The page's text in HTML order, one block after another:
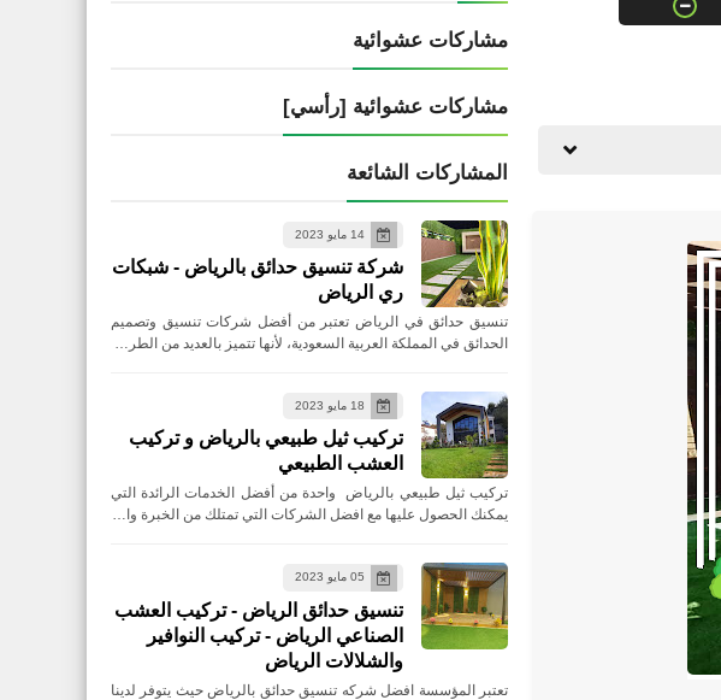
مشاركات عشوائية
مشاركات عشوائية [رأسي]
المشاركات الشائعة
14 مايو 2023
شركة تنسيق حدائق بالرياض - شبكات
ري الرياض
تنسيق حدائق في الرياض تعتبر من أفضل شركات تنسيق وتصميم
الحدائق في المملكة العربية السعودية، لأنها تتميز بالعديد من الطر…
18 مايو 2023
تركيب ثيل طبيعي بالرياض و تركيب
العشب الطبيعي
تركيب ثيل طبيعي بالرياض واحدة من أفضل الخدمات الرائدة التي
يمكنك الحصول عليها مع افضل الشركات التي تمتلك من الخبرة وا…
05 مايو 2023
تنسيق حدائق الرياض - تركيب العشب
الصناعي الرياض - تركيب النوافير
والشلالات الرياض
تعتبر المؤسسة افضل شركه تنسيق حدائق بالرياض حيث يتوفر لدينا